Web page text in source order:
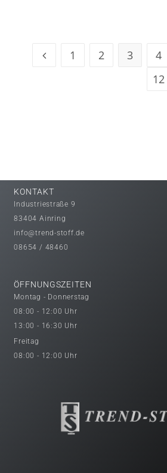
1 2 3 4
12
KONTAKT
Industriestraße 9
83404 Ainring
info@trend-stoff.de
08654 / 48460
ÖFFNUNGSZEITEN
Montag - Donnerstag
08:00 - 12:00 Uhr
13:00 - 16:30 Uhr
Freitag
08:00 - 12:00 Uhr